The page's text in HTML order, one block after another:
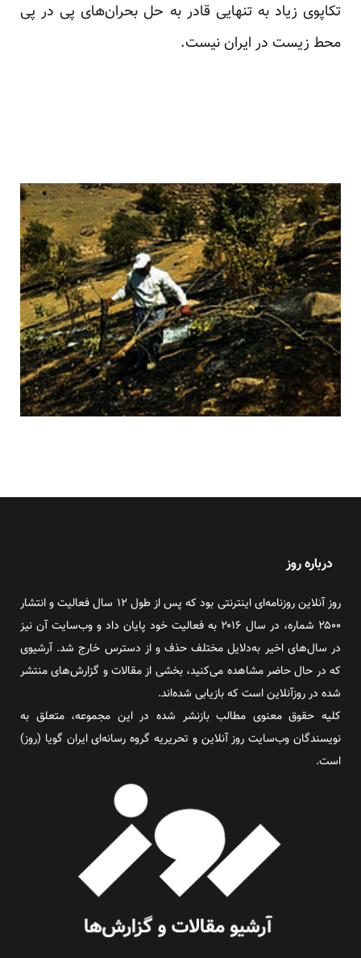
تکاپوی زیاد به تنهایی قادر به حل بحران‌های پی در پی
محط زیست در ایران نیست.
درباره روز
روز آنلاین روزنامه‌ای اینترنتی بود که پس از طول ۱۲ سال فعالیت و انتشار
۲۵۰۰ شماره، در سال ۲۰۱۶ به فعالیت خود پایان داد و وب‌سایت آن نیز
در سال‌های اخیر به‌دلایل مختلف حذف و از دسترس خارج شد. آرشیوی
که در حال حاضر مشاهده می‌کنید، بخشی از مقالات و گزارش‌های منتشر
شده در روزآنلاین است که بازیابی شده‌اند.
کلیه حقوق معنوی مطالب بازنشر شده در این مجموعه، متعلق به
نویسندگان وب‌سایت روز آنلاین و تحریریه گروه رسانه‌ای ایران گویا (روز)
است.